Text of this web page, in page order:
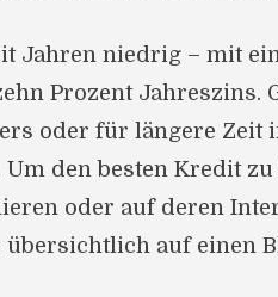
Jahren niedrig – mit
Prozent Jahreszins.
oder für längere Zeit
den besten Kredit
oder auf deren
auf einen